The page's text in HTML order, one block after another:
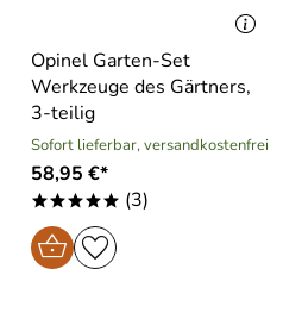
Opinel Garten-Set
Werkzeuge des Gärtners,
3-teilig
Sofort lieferbar, versandkostenfrei
58,95 €*
***** (3)